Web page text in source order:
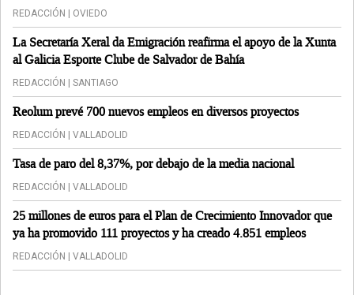
REDACCIÓN | OVIEDO
La Secretaría Xeral da Emigración reafirma el apoyo de la Xunta
al Galicia Esporte Clube de Salvador de Bahía
REDACCIÓN | SANTIAGO
Reolum prevé 700 nuevos empleos en diversos proyectos
REDACCIÓN | VALLADOLID
Tasa de paro del 8,37%, por debajo de la media nacional
REDACCIÓN | VALLADOLID
25 millones de euros para el Plan de Crecimiento Innovador que
ya ha promovido 111 proyectos y ha creado 4.851 empleos
REDACCIÓN | VALLADOLID